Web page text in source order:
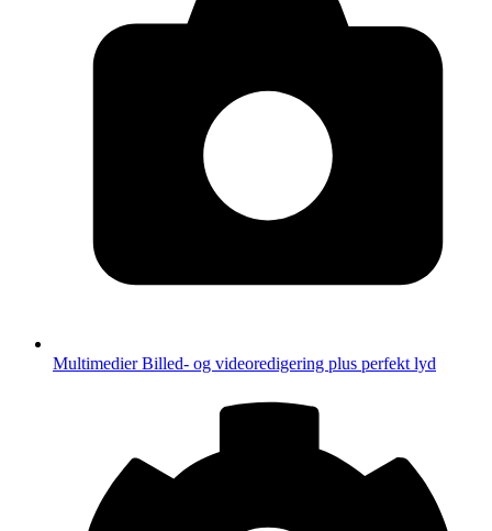
MultimedierBilled- og videoredigering plus perfekt lyd